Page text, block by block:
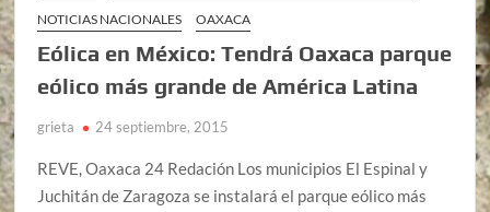
NOTICIAS NACIONALES
OAXACA
Eólica en México: Tendrá Oaxaca parque
eólico más grande de América Latina
grieta 24 septiembre, 2015
REVE, Oaxaca 24 Redación Los municipios El Espinal y
Juchitán de Zaragoza se instalará el parque eólico más